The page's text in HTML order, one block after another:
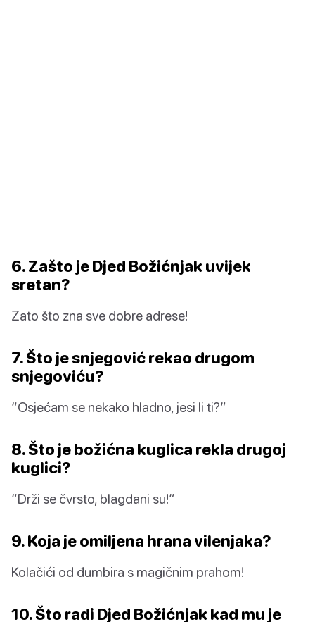
6. Zašto je Djed Božićnjak uvijek
sretan?
Zato što zna sve dobre adrese!
7. Što je snjegović rekao drugom
snjegoviću?
“Osjećam se nekako hladno, jesi li ti?”
8. Što je božićna kuglica rekla drugoj
kuglici?
“Drži se čvrsto, blagdani su!”
9. Koja je omiljena hrana vilenjaka?
Kolačići od đumbira s magičnim prahom!
10. Što radi Djed Božićnjak kad mu je